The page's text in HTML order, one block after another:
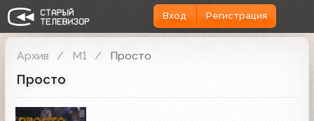
Вход Регистрация
Архив М1 Просто
Просто